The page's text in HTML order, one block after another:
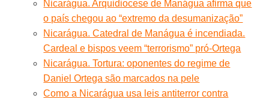
Nicarágua. Arquidiocese de Manágua afirma que
o país chegou ao “extremo da desumanização”
Nicarágua. Catedral de Manágua é incendiada.
Cardeal e bispos veem “terrorismo” pró-Ortega
Nicarágua. Tortura: oponentes do regime de
Daniel Ortega são marcados na pele
Como a Nicarágua usa leis antiterror contra